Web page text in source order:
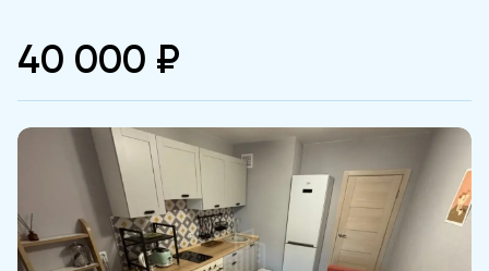
40 000 ₽